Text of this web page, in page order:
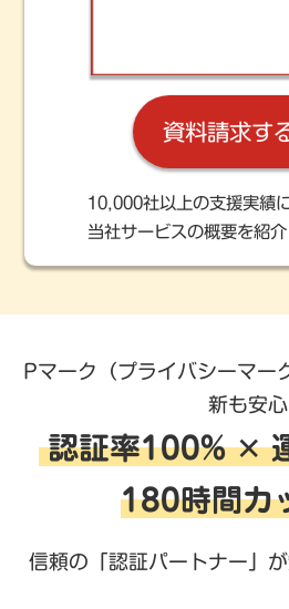
資料請求す
10,000社以上の支援実績
当社サービスの概要を紹介
Pマーク（プライバシーマー
新も安心
認証率100% ✕
180時間カ
信頼の「認証パートナー」